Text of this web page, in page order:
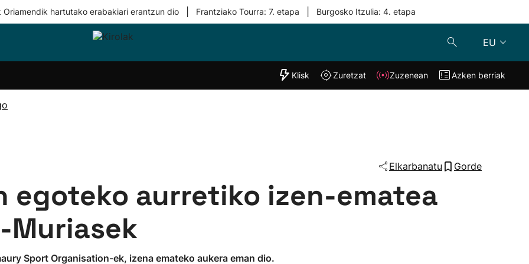
Oriamendik hartutako erabakiari erantzun dio Frantziako Tourra: 7. etapa Burgosko Itzulia: 4. etapa
EU
Taldeak
"Helmuga"
Klisk Zuzenean
Klisk Zuretzat Zuzenean Azken berriak
Elkarbanatu Gorde
egoteko aurretiko izen-ematea
Muriasek
Sport Organisation-ek, izena emateko aukera eman dio.